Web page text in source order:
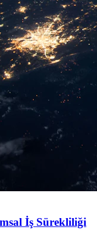
İş Sürekliliği